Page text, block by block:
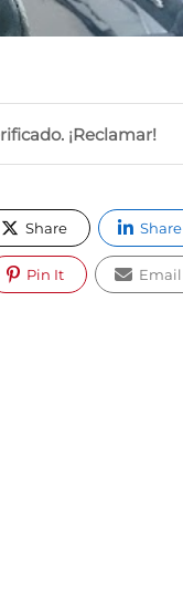
¡Reclamar!
Share Share
Pin It Email